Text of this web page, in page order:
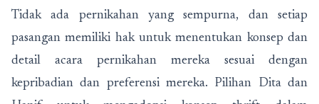
Tidak ada pernikahan yang sempurna, dan setiap
pasangan memiliki hak untuk menentukan konsep dan
detail acara pernikahan mereka sesuai dengan
kepribadian dan preferensi mereka. Pilihan Dita dan